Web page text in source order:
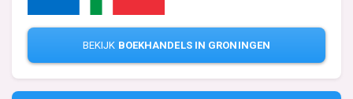
BEKIJK BOEKHANDELS IN GRONINGEN